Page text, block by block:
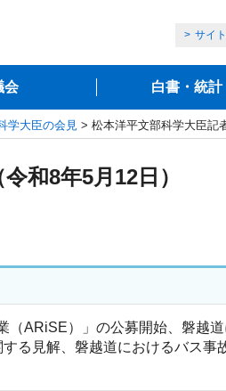
サイ
会 白書・統
大臣の会見 > 松本洋平文部科学大臣記
和8年5月12日）
（ARiSE）」の公募開始、磐越
る見解、磐越道におけるバス